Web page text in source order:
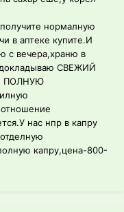
нормалную
в аптеке купите.И
с вечера,храню в
СВЕЖИЙ
ПОЛНУЮ
нас нпр в капру
капру,цена-800-